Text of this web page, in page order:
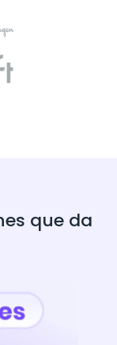
que da